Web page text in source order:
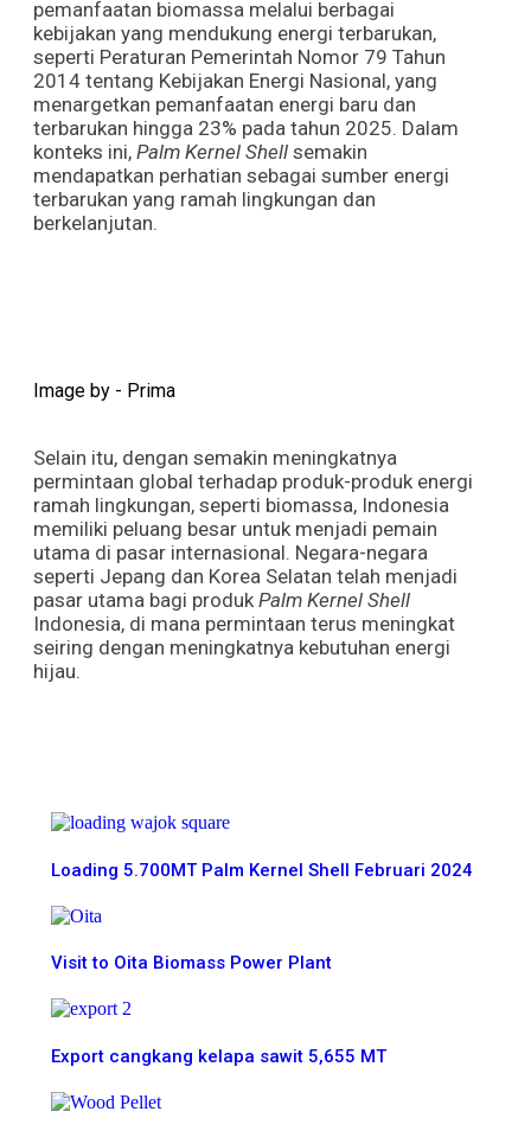
pemanfaatan biomassa melalui berbagai
kebijakan yang mendukung energi terbarukan,
seperti Peraturan Pemerintah Nomor 79 Tahun
2014 tentang Kebijakan Energi Nasional, yang
menargetkan pemanfaatan energi baru dan
terbarukan hingga 23% pada tahun 2025. Dalam
konteks ini, Palm Kernel Shell semakin
mendapatkan perhatian sebagai sumber energi
terbarukan yang ramah lingkungan dan
berkelanjutan.
Image by - Prima
Selain itu, dengan semakin meningkatnya
permintaan global terhadap produk-produk energi
ramah lingkungan, seperti biomassa, Indonesia
memiliki peluang besar untuk menjadi pemain
utama di pasar internasional. Negara-negara
seperti Jepang dan Korea Selatan telah menjadi
pasar utama bagi produk Palm Kernel Shell
Indonesia, di mana permintaan terus meningkat
seiring dengan meningkatnya kebutuhan energi
hijau.
Loading 5.700MT Palm Kernel Shell Februari 2024
Visit to Oita Biomass Power Plant
Export cangkang kelapa sawit 5,655 MT